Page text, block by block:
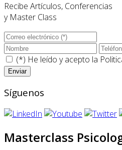
Recibe Artículos, Conferencias
y Master Class
(*) He leído y acepto la
Síguenos
Masterclass